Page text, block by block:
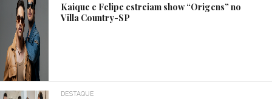
Kaique e Felipe estreiam show “Origens” no
Villa Country-SP
DESTAQUE